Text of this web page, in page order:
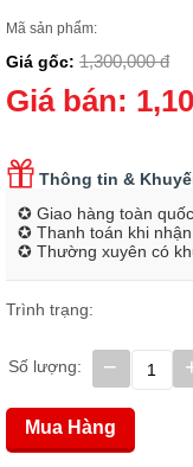
Mã sản phẩm:
Giá gốc: 1,300,000 đ
Giá bán:
Thông tin &
✪ Giao hàng toàn quốc
✪ Thanh toán khi
✪ Thường xuyên có
Trình trạng:
Số lượng: −
Mua Hàng